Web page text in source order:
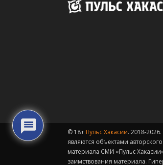
© 18+ Пульс Хакасии. 2018-
являются объектами
материала СМИ «Пульс
заимствования материала.